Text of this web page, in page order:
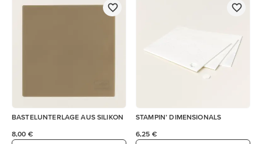
BASTELUNTERLAGE AUS SILIKON
8,00 €
STAMPIN’ DIMENSIONALS
6,25 €